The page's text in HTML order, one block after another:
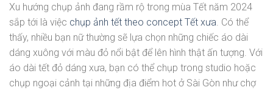
Xu hướng chụp ảnh đang rầm rộ trong mùa Tết năm 2024
sắp tới là việc chụp ảnh tết theo concept Tết xưa . Có thể
thấy, nhiều bạn nữ thường sẽ lựa chọn những chiếc áo dài
dáng xuông với màu đỏ nổi bật để lên hình thật ấn tượng. Với
áo dài tết đỏ dáng xưa, bạn có thể chụp trong studio hoặc
chụp ngoại cảnh tại những địa điểm hot ở Sài Gòn như chợ